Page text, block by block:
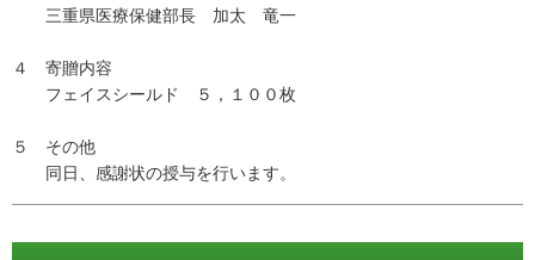
三重県医療保健部長 加太 竜一
４ 寄贈内容
フェイスシールド ５，１００枚
５ その他
同日、感謝状の授与を行います。